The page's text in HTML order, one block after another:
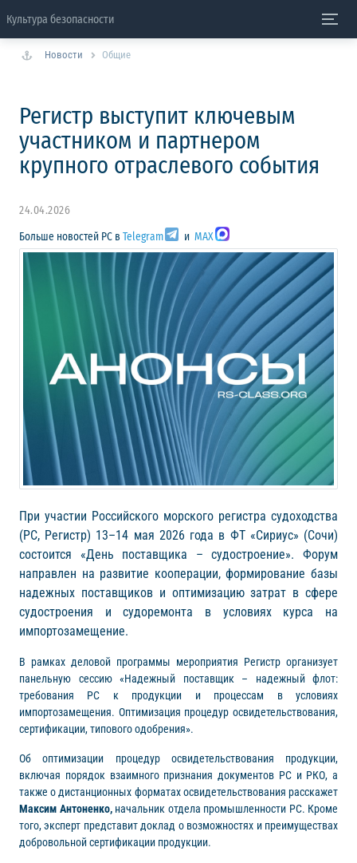
Культура безопасности
Новости Общие
Регистр выступит ключевым
участником и партнером
крупного отраслевого события
24.04.2026
Больше новостей РС в Telegram и MAX
При участии Российского морского регистра судоходства
(РС, Регистр) 13–14 мая 2026 года в ФТ «Сириус» (Сочи)
состоится «День поставщика – судостроение». Форум
направлен на развитие кооперации, формирование базы
надежных поставщиков и оптимизацию затрат в сфере
судостроения и судоремонта в условиях курса на
импортозамещение.
В рамках деловой программы мероприятия Регистр организует
панельную сессию «Надежный поставщик – надежный флот:
требования РС к продукции и процессам в условиях
импортозамещения. Оптимизация процедур освидетельствования,
сертификации, типового одобрения».
Об оптимизации процедур освидетельствования продукции,
включая порядок взаимного признания документов РС и РКО, а
также о дистанционных форматах освидетельствования расскажет
Максим Антоненко,начальник отдела промышленности РС. Кроме
того, эксперт представит доклад о возможностях и преимуществах
добровольной сертификации продукции.